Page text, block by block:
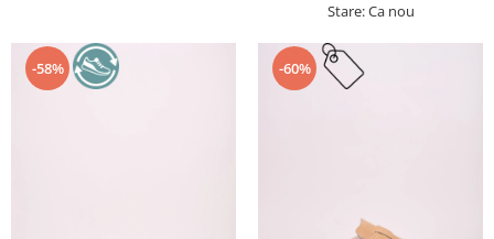
Stare: Ca nou
-58% -60%